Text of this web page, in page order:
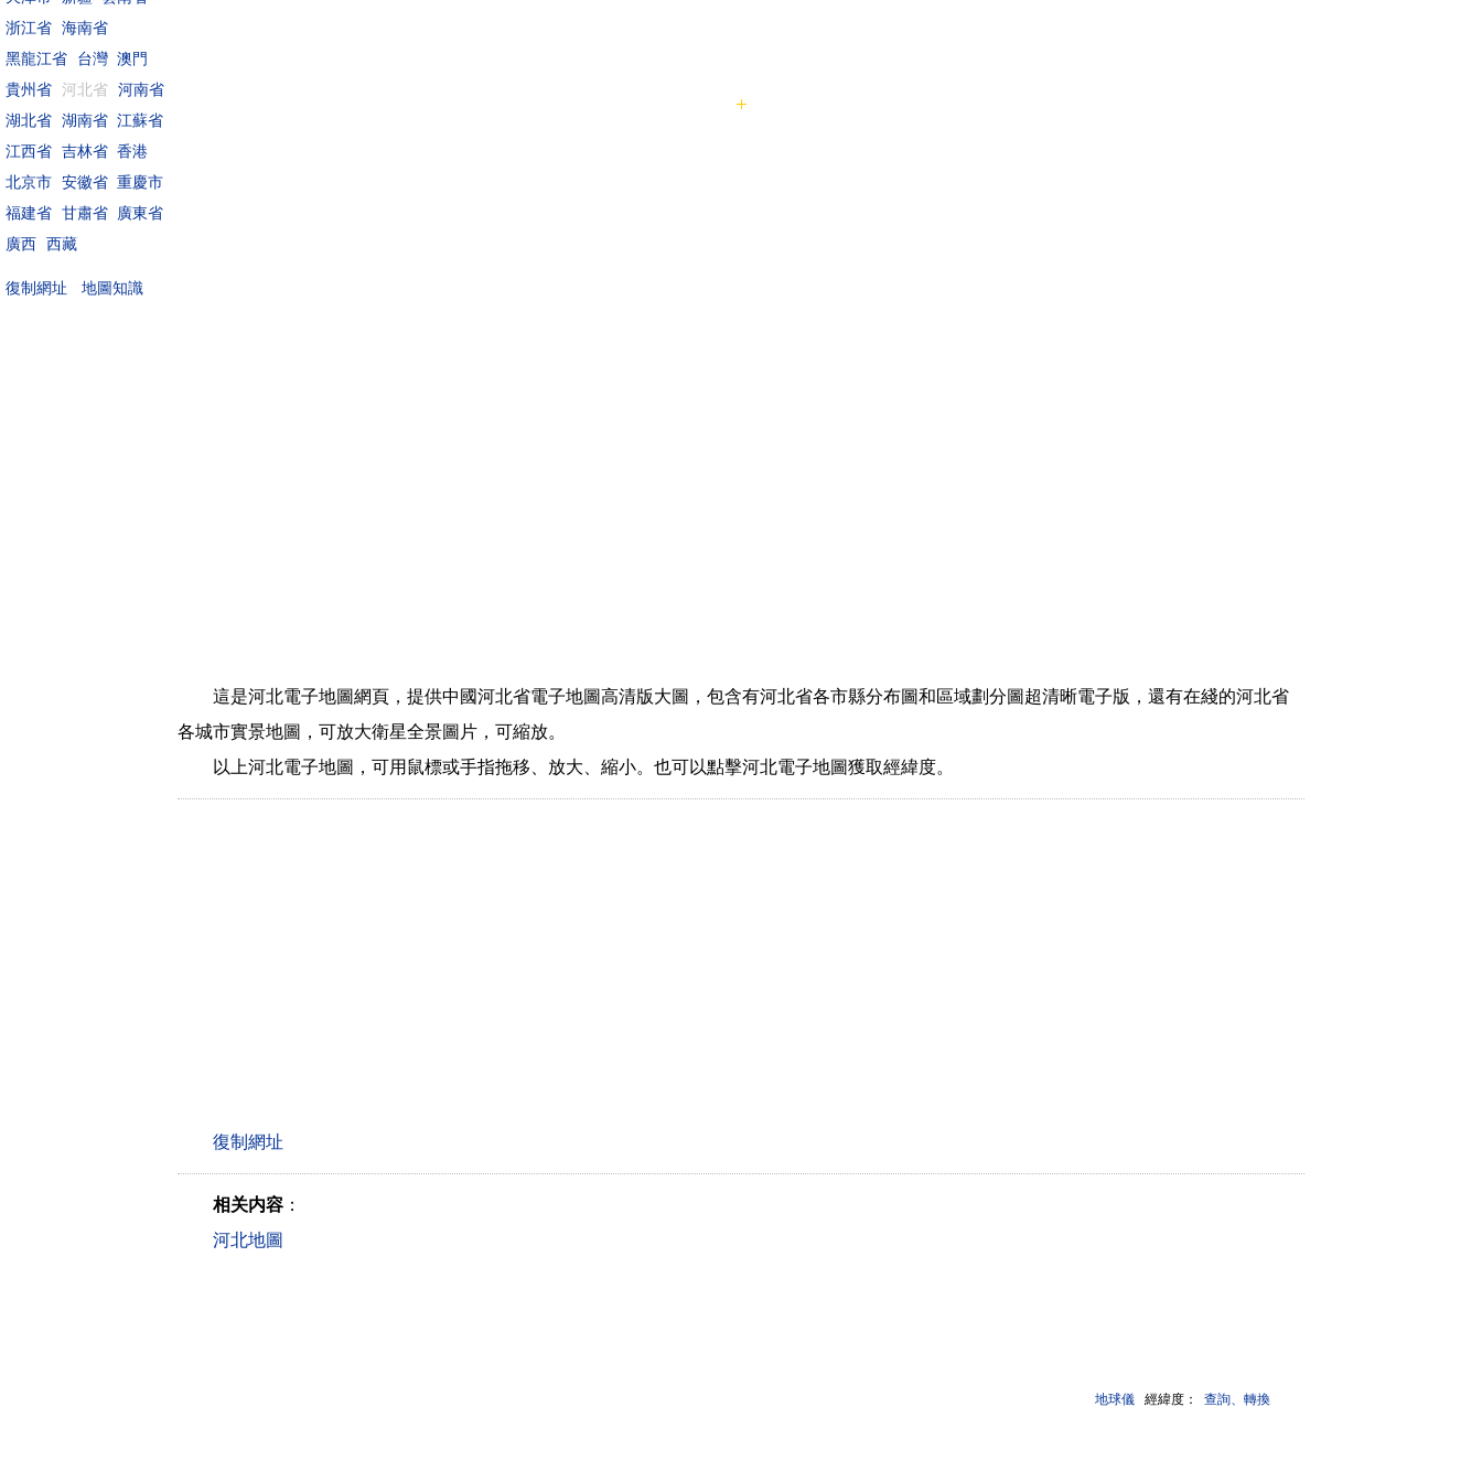
浙江省 海南省
黑龍江省
台灣 澳門
貴州省 河北省
河南省
湖北省 湖南省 江蘇省
江西省 吉林省 香港
北京市 安徽省 重慶市
福建省 甘肅省 廣東省
廣西 西藏
地圖知識
地球儀 經緯度： 查詢、轉換
這是河北電子地圖網頁，提供中國河北省電子地圖高清版大圖，包含有河北省各市縣分布圖和區域劃分圖超清晰電子版，還有在綫的河北省
各城市實景地圖，可放大衛星全景圖片，可縮放。
以上河北電子地圖，可用鼠標或手指拖移、放大、縮小。也可以點擊河北電子地圖獲取經緯度。
相关内容 ：
河北地圖